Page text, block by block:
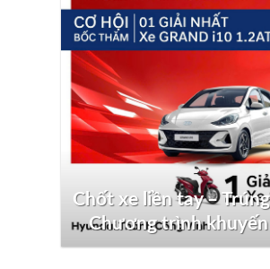
Chốt xe liền tay –
Chương trình